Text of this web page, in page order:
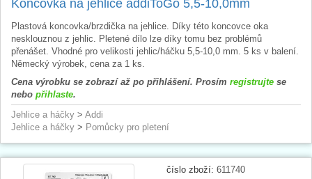
Koncovka na jehlice addiToGo 5,5-10,0mm
Plastová koncovka/brzdička na jehlice. Díky této koncovce oka
nesklouznou z jehlic. Pletené dílo lze díky tomu bez problémů
přenášet. Vhodné pro velikosti jehlic/háčku 5,5-10,0 mm. 5 ks v balení.
Německý výrobek, cena za 1 ks.
Cena výrobku se zobrazí až po přihlášení. Prosím registrujte se
nebo přihlaste.
Jehlice a háčky > Addi
Jehlice a háčky > Pomůcky pro pletení
číslo zboží: 611740